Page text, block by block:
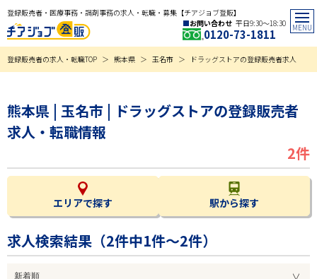
登録販売者・医療事務・調剤事務の求人・転職・募集【チアジョブ登販】
お問い合わせ 平日9:30〜18:30
0120-73-1811
登録販売者の求人・転職TOP 熊本県 玉名市 ドラッグストアの登録販売者求人
熊本県 | 玉名市 | ドラッグストアの登録販売者
求人・転職情報
2件
エリアで探す 駅から探す
求人検索結果（2件中1件～2件）